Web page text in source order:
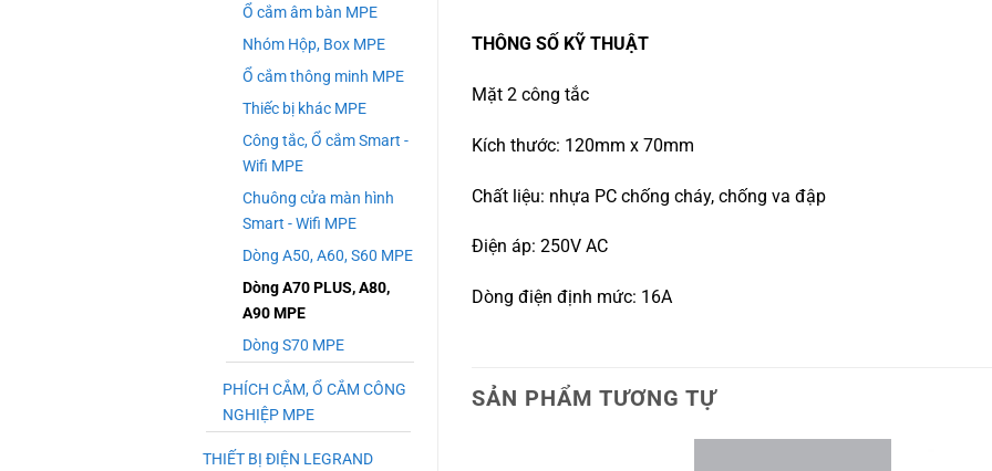
Ổ cắm âm bàn MPE
Nhóm Hộp, Box MPE
Ổ cắm thông minh MPE
Thiếc bị khác MPE
Công tắc, Ổ cắm Smart -
Wifi MPE
Chuông cửa màn hình
Smart - Wifi MPE
Dòng A50, A60, S60 MPE
Dòng A70 PLUS, A80,
A90 MPE
Dòng S70 MPE
PHÍCH CẮM, Ổ CẮM CÔNG
NGHIỆP MPE
THIẾT BỊ ĐIỆN LEGRAND
THÔNG SỐ KỸ THUẬT
Mặt 2 công tắc
Kích thước: 120mm x 70mm
Chất liệu: nhựa PC chống cháy, chống va đập
Điện áp: 250V AC
Dòng điện định mức: 16A
SẢN PHẨM TƯƠNG TỰ